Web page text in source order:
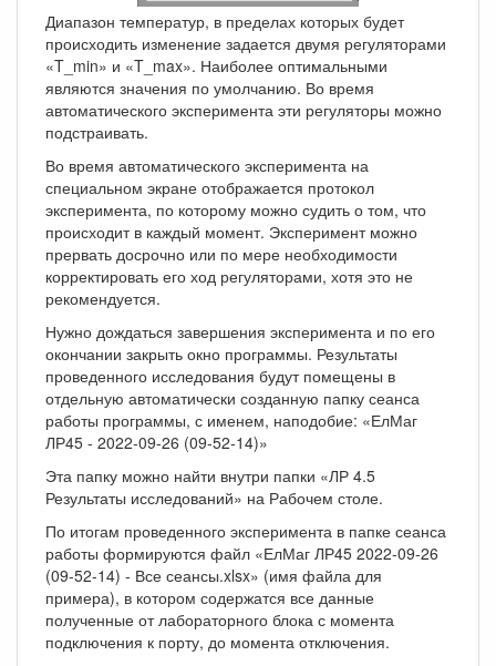
Диапазон температур, в пределах которых будет
происходить изменение задается двумя регуляторами
«T_min» и «T_max». Наиболее оптимальными
являются значения по умолчанию. Во время
автоматического эксперимента эти регуляторы можно
подстраивать.
Во время автоматического эксперимента на
специальном экране отображается протокол
эксперимента, по которому можно судить о том, что
происходит в каждый момент. Эксперимент можно
прервать досрочно или по мере необходимости
корректировать его ход регуляторами, хотя это не
рекомендуется.
Нужно дождаться завершения эксперимента и по его
окончании закрыть окно программы. Результаты
проведенного исследования будут помещены в
отдельную автоматически созданную папку сеанса
работы программы, с именем, наподобие: «ЕлМаг
ЛР45 - 2022-09-26 (09-52-14)»
Эта папку можно найти внутри папки «ЛР 4.5
Результаты исследований» на Рабочем столе.
По итогам проведенного эксперимента в папке сеанса
работы формируются файл «ЕлМаг ЛР45 2022-09-26
(09-52-14) - Все сеансы.xlsx» (имя файла для
примера), в котором содержатся все данные
полученные от лабораторного блока с момента
подключения к порту, до момента отключения.